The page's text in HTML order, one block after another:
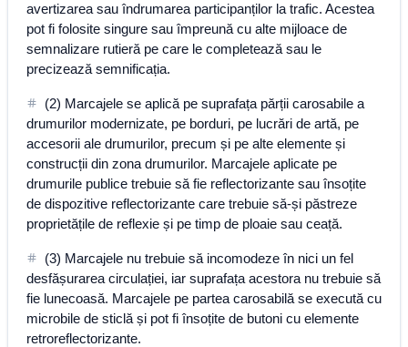
avertizarea sau îndrumarea participanților la trafic. Acestea
pot fi folosite singure sau împreună cu alte mijloace de
semnalizare rutieră pe care le completează sau le
precizează semnificația.
(2) Marcajele se aplică pe suprafața părții carosabile a
drumurilor modernizate, pe borduri, pe lucrări de artă, pe
accesorii ale drumurilor, precum și pe alte elemente și
construcții din zona drumurilor. Marcajele aplicate pe
drumurile publice trebuie să fie reflectorizante sau însoțite
de dispozitive reflectorizante care trebuie să-și păstreze
proprietățile de reflexie și pe timp de ploaie sau ceață.
(3) Marcajele nu trebuie să incomodeze în nici un fel
desfășurarea circulației, iar suprafața acestora nu trebuie să
fie lunecoasă. Marcajele pe partea carosabilă se execută cu
microbile de sticlă și pot fi însoțite de butoni cu elemente
retroreflectorizante.